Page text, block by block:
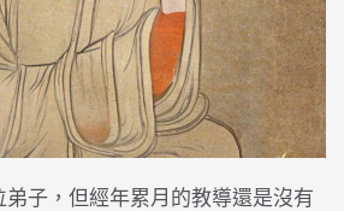
弟子，但經年累月的教導還是沒有